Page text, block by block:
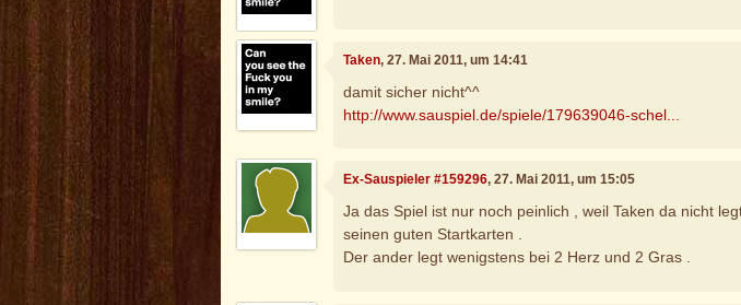
Taken, 27. Mai 2011, um 14:41
damit sicher nicht^^
http://www.sauspiel.de/spiele/179639046-schel...
Ex-Sauspieler #159296, 27. Mai 2011, um 15:05
Ja das Spiel ist nur noch peinlich , weil Taken da nicht
seinen guten Startkarten .
Der ander legt wenigstens bei 2 Herz und 2 Gras .